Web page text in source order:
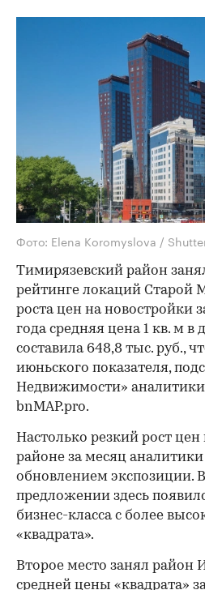
Фото: Elena Koromyslova /
Тимирязевский район
рейтинге локаций Старой
роста цен на новостройки
года средняя цена 1 кв. м в
составила 648,8 тыс. руб.,
июньского показателя,
Недвижимости»
bnMAP.pro.
Настолько резкий рост
районе за месяц
обновлением экспозиции.
предложении здесь
бизнес-класса с более
«квадрата».
Второе место занял район
средней цены «квадрата»